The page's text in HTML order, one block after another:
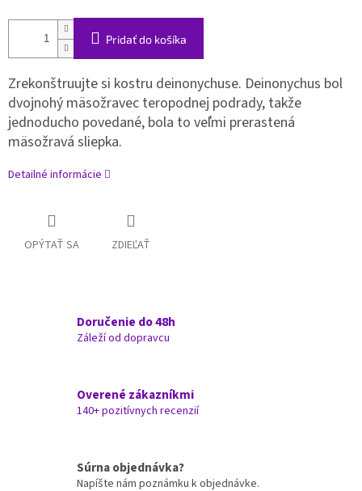
Pridať do košíka
Zrekonštruujte si kostru deinonychuse. Deinonychus bol
dvojnohý mäsožravec teropodnej podrady, takže
jednoducho povedané, bola to veľmi prerastená
mäsožravá sliepka.
Detailné informácie
OPÝTAŤ SA ZDIEĽAŤ
Doručenie do 48h
Záleží od dopravcu
Overené zákazníkmi
140+ pozitívnych recenzií
Súrna objednávka?
Napíšte nám poznámku k objednávke.